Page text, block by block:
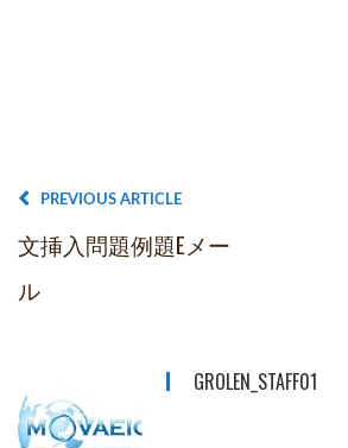
PREVIOUS ARTICLE
文挿入問題例題Eメー
ル
GROLEN_STAFF01